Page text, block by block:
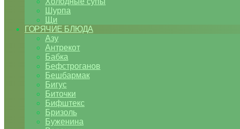
Шурпа
Щи
ГОРЯЧИЕ БЛЮДА
Азу
Антрекот
Бабка
Бефстроганов
Бешбармак
Бигус
Биточки
Бифштекс
Бризоль
Буженина